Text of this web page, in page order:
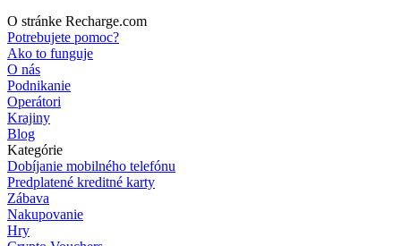
O stránke Recharge.com
Potrebujete pomoc?
Ako to funguje
O nás
Podnikanie
Operátori
Krajiny
Blog
Kategórie
Dobíjanie mobilného telefónu
Predplatené kreditné karty
Zábava
Nakupovanie
Hry